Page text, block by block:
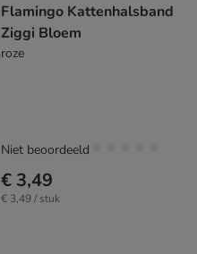
Flamingo Kattenhalsband
Ziggi Bloem
roze
€ 3,49
€ 3,49 / stuk
Niet beoordeeld